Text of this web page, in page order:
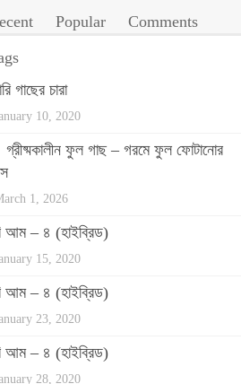
Popular
Comments
গাছের চারা
10, 2020
গ্রীষ্মকালীন ফুল গাছ – গরমে ফুল ফোটানোর
1, 2026
আম – ৪ (হাইব্রিড)
15, 2020
আম – ৪ (হাইব্রিড)
23, 2020
আম – ৪ (হাইব্রিড)
28, 2020